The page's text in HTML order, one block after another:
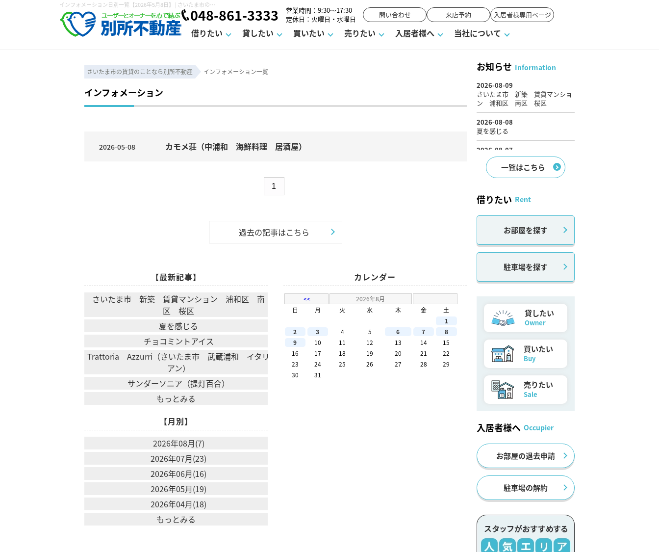
インフォメーション日別一覧【2026年5月8日】 | さいたま市の賃貸は株式会社 別所不動産にお任せ下さい！
048-861-3333
営業時間：9:30～17:30
定休日：火曜日・水曜日
問い合わせ 来店予約 入居者様専用ページ
借りたい
条件から探す 学区から探す 物件閲覧履歴
貸したい
賃貸管理について ワンポイント税務 オーナー座談会
買いたい
売買物件一覧 購入時の諸費用 賃貸vs持ち家
売りたい
不動産売却について 業者の選び方 媒介契約の種類
よくある質問
入居者様へ
入居者様専用ページ
当社について
会社概要 スタッフ紹介 来店予約
さいたま市の賃貸のことなら別所不動産 インフォメーション一覧
インフォメーション
2026-05-08 カモメ荘（中浦和 海鮮料理 居酒屋）
1
過去の記事はこちら
【最新記事】
さいたま市 新築 賃貸マンション 浦和区 南
区 桜区
夏を感じる
チョコミントアイス
Trattoria Azzurri（さいたま市 武蔵浦和 イタリ
アン）
サンダーソニア（提灯百合）
もっとみる
カレンダー
<<
2026年8月
日
月 火 水 木 金
土
1
2
3 4 5 6 7
8
9
10 11 12 13 14
15
16
17 18 19 20 21
22
23
24 25 26 27 28
29
30
31
【月別】
2026年08月(7)
2026年07月(23)
2026年06月(16)
2026年05月(19)
2026年04月(18)
もっとみる
お知らせ Information
一覧はこちら
借りたい Rent
お部屋を探す
駐車場を探す
貸したい
Owner
買いたい
Buy
売りたい
Sale
入居者様へ Occupier
お部屋の退去申請
駐車場の解約